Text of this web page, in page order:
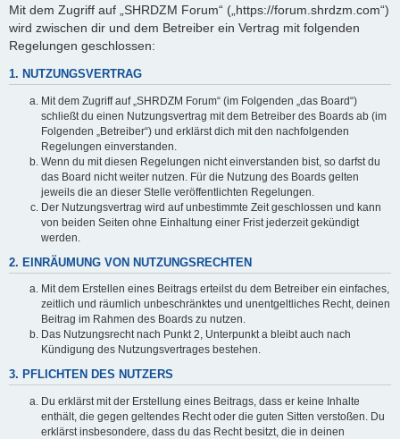
Mit dem Zugriff auf „SHRDZM Forum“ („https://forum.shrdzm.com“)
wird zwischen dir und dem Betreiber ein Vertrag mit folgenden
Regelungen geschlossen:
1. NUTZUNGSVERTRAG
Mit dem Zugriff auf „SHRDZM Forum“ (im Folgenden „das Board“)
schließt du einen Nutzungsvertrag mit dem Betreiber des Boards ab (im
Folgenden „Betreiber“) und erklärst dich mit den nachfolgenden
Regelungen einverstanden.
Wenn du mit diesen Regelungen nicht einverstanden bist, so darfst du
das Board nicht weiter nutzen. Für die Nutzung des Boards gelten
jeweils die an dieser Stelle veröffentlichten Regelungen.
Der Nutzungsvertrag wird auf unbestimmte Zeit geschlossen und kann
von beiden Seiten ohne Einhaltung einer Frist jederzeit gekündigt
werden.
2. EINRÄUMUNG VON NUTZUNGSRECHTEN
Mit dem Erstellen eines Beitrags erteilst du dem Betreiber ein einfaches,
zeitlich und räumlich unbeschränktes und unentgeltliches Recht, deinen
Beitrag im Rahmen des Boards zu nutzen.
Das Nutzungsrecht nach Punkt 2, Unterpunkt a bleibt auch nach
Kündigung des Nutzungsvertrages bestehen.
3. PFLICHTEN DES NUTZERS
Du erklärst mit der Erstellung eines Beitrags, dass er keine Inhalte
enthält, die gegen geltendes Recht oder die guten Sitten verstoßen. Du
erklärst insbesondere, dass du das Recht besitzt, die in deinen